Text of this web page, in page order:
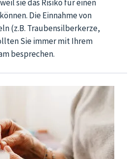
sie das Risiko für einen
Die Einnahme von
(z.B. Traubensilberkerze,
Sie immer mit Ihrem
besprechen.